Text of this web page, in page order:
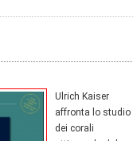
Ulrich Kaiser
affronta lo studio
dei corali